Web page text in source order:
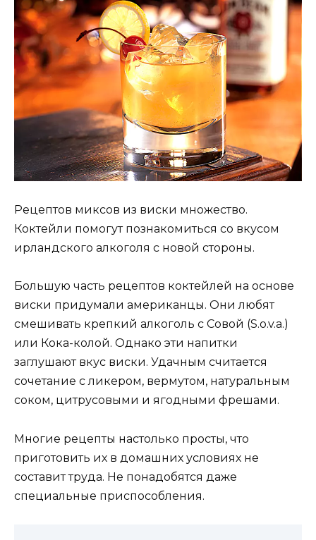
Рецептов миксов из виски множество.
Коктейли помогут познакомиться со вкусом
ирландского алкоголя с новой стороны.
Большую часть рецептов коктейлей на основе
виски придумали американцы. Они любят
смешивать крепкий алкоголь с Совой (S.o.v.a.)
или Кока-колой. Однако эти напитки
заглушают вкус виски. Удачным считается
сочетание с ликером, вермутом, натуральным
соком, цитрусовыми и ягодными фрешами.
Многие рецепты настолько просты, что
приготовить их в домашних условиях не
составит труда. Не понадобятся даже
специальные приспособления.